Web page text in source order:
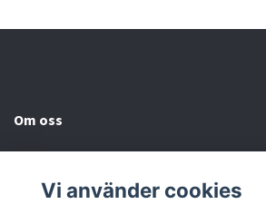
Om oss
Vi använder cookies